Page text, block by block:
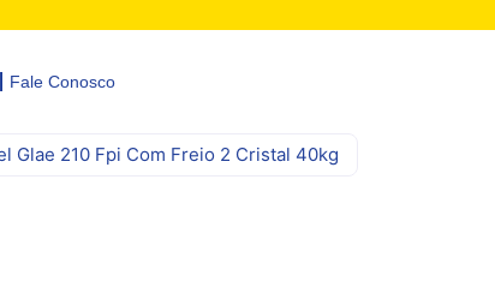
Fale Conosco
Glae 210 Fpi Com Freio 2 Cristal 40kg